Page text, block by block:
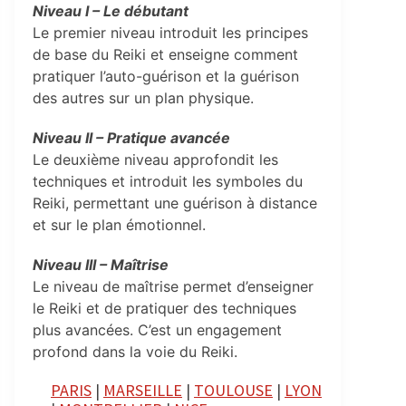
Niveau I – Le débutant
Le premier niveau introduit les principes
de base du Reiki et enseigne comment
pratiquer l’auto-guérison et la guérison
des autres sur un plan physique.
Niveau II – Pratique avancée
Le deuxième niveau approfondit les
techniques et introduit les symboles du
Reiki, permettant une guérison à distance
et sur le plan émotionnel.
Niveau III – Maîtrise
Le niveau de maîtrise permet d’enseigner
le Reiki et de pratiquer des techniques
plus avancées. C’est un engagement
profond dans la voie du Reiki.
PARIS | MARSEILLE | TOULOUSE | LYON